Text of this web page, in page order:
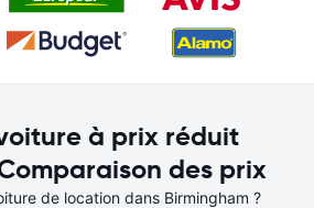
à prix réduit
des prix
de location dans Birmingham ?